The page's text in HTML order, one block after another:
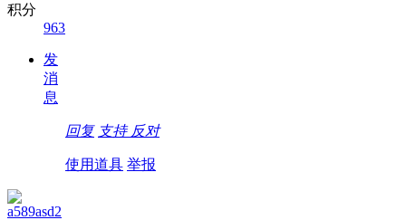
积分
963
发
消
息
回复 支持 反对
使用道具 举报
a589asd2